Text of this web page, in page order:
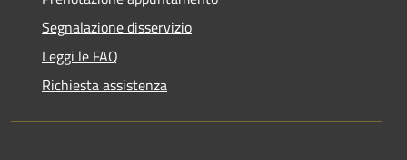
Segnalazione disservizio
Leggi le FAQ
Richiesta assistenza